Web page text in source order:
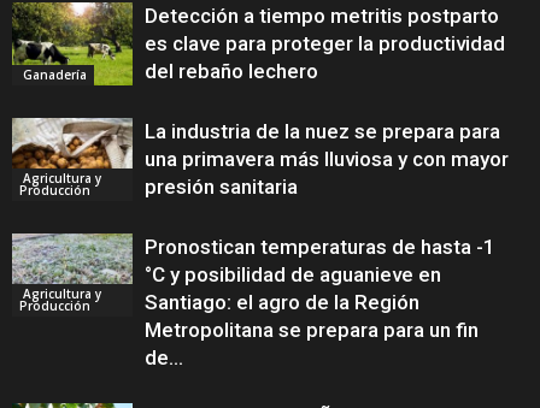
Ganadería
Detección a tiempo metritis postparto
es clave para proteger la productividad
del rebaño lechero
Agricultura y
Producción
La industria de la nuez se prepara para
una primavera más lluviosa y con mayor
presión sanitaria
Agricultura y
Producción
Pronostican temperaturas de hasta -1
°C y posibilidad de aguanieve en
Santiago: el agro de la Región
Metropolitana se prepara para un fin
de...